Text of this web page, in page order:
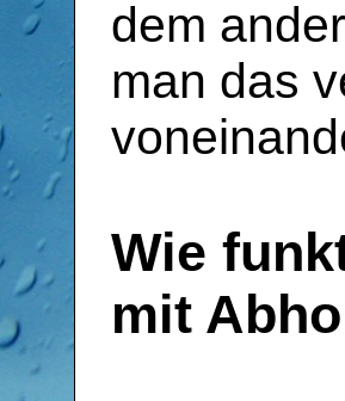
dem
man das
Wie
mit